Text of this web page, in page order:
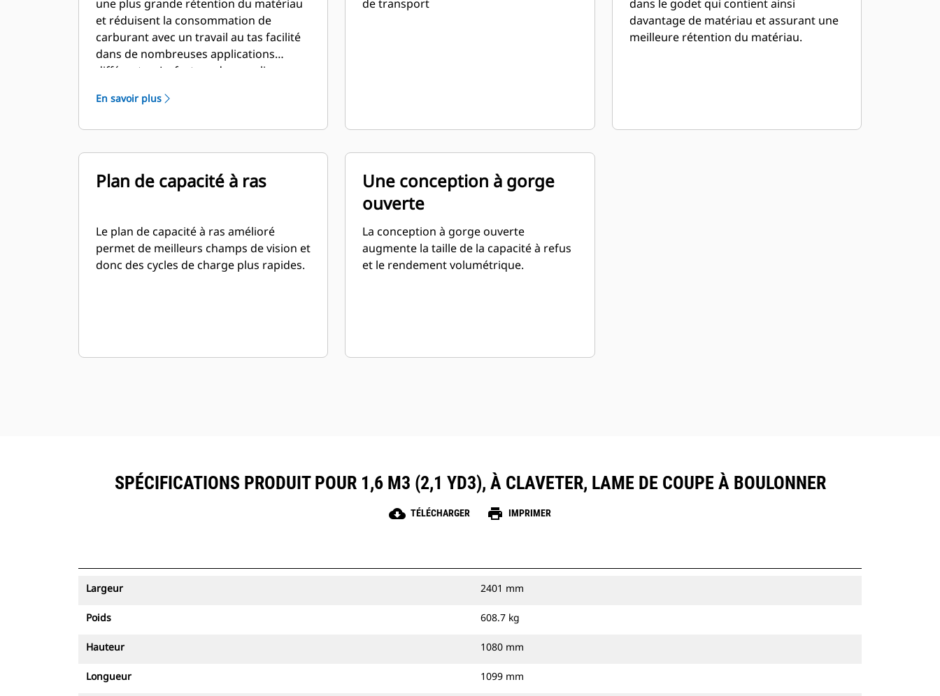
une plus grande rétention du matériau
et réduisent la consommation de
carburant avec un travail au tas facilité
dans de nombreuses applications
différentes. Le facteur de remplissage
permet d'obtenir une capacité jusqu'à
En savoir plus
de transport
dans le godet qui contient ainsi
davantage de matériau et assurant une
meilleure rétention du matériau.
Plan de capacité à ras
Le plan de capacité à ras amélioré
permet de meilleurs champs de vision et
donc des cycles de charge plus rapides.
Une conception à gorge
ouverte
La conception à gorge ouverte
augmente la taille de la capacité à refus
et le rendement volumétrique.
SPÉCIFICATIONS PRODUIT POUR 1,6 M3 (2,1 YD3), À CLAVETER, LAME DE COUPE À BOULONNER
cloud_download TÉLÉCHARGER print IMPRIMER
Largeur 2401 mm
Poids 608.7 kg
Hauteur 1080 mm
Longueur 1099 mm